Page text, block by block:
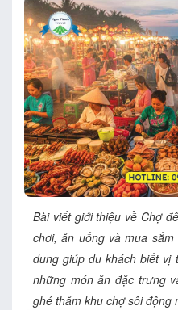
Bài viết giới thiệu về Chợ
chơi, ăn uống và mua
dung giúp du khách biết vị
những món ăn đặc trưng
ghé thăm khu chợ sôi động